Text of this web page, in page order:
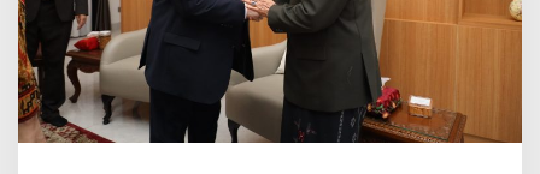
G
U
A
T
A
N
K